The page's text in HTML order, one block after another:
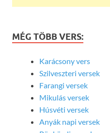
MÉG TÖBB VERS:
Karácsony vers
Szilveszteri versek
Farangi versek
Mikulás versek
Húsvéti versek
Anyák napi versek